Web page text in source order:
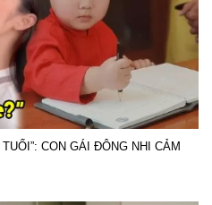
CON GÁI ĐÔNG NHI CẢM